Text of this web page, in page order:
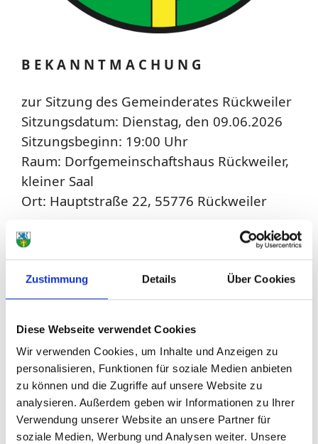
Zustimmung Details Über Cookies
Diese Webseite verwendet Cookies
Wir verwenden Cookies, um Inhalte und Anzeigen zu
personalisieren, Funktionen für soziale Medien anbieten
zu können und die Zugriffe auf unsere Website zu
analysieren. Außerdem geben wir Informationen zu Ihrer
Verwendung unserer Website an unsere Partner für
soziale Medien, Werbung und Analysen weiter. Unsere
B E K A N N T M A C H U N G
zur Sitzung des Gemeinderates Rückweiler
Sitzungsdatum: Dienstag, den 09.06.2026
Sitzungsbeginn: 19:00 Uhr
Raum: Dorfgemeinschaftshaus Rückweiler,
kleiner Saal
Ort: Hauptstraße 22, 55776 Rückweiler
Tagesordnung
ÖFFENTLICHER TEIL:
2. Beschluss Antrag Verbandsgemeinde
zum Aufstellen eines Bebauungsplans für
das Feuerwehrgerätehaus in Rückweiler
3. Beschluss Abrundungssatzung
"Freisener Straße"